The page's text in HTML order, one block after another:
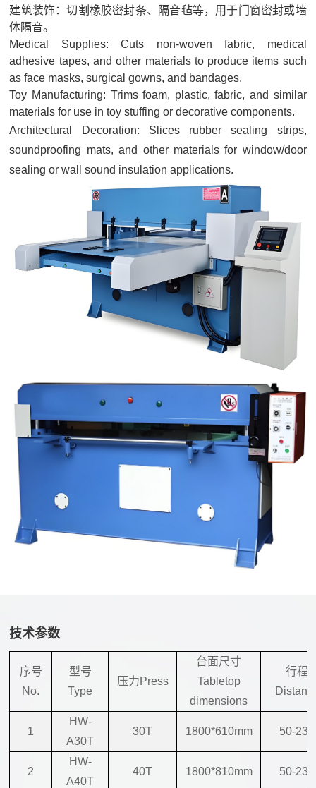
建筑装饰：切割橡胶密封条、隔音毡等，用于门窗密封或墙
体隔音。
Medical Supplies: Cuts non-woven fabric, medical
adhesive tapes, and other materials to produce items such
as face masks, surgical gowns, and bandages.
Toy Manufacturing: Trims foam, plastic, fabric, and similar
materials for use in toy stuffing or decorative components.
Architectural Decoration: Slices rubber sealing strips,
soundproofing mats, and other materials for window/door
sealing or wall sound insulation applications.
技术参数
序号
No.
型号
Type
压力Press
台面尺寸
Tabletop
dimensions
行程
1
HW-
A30T
30T 1800*610mm 50-230
2
HW-
A40T
40T 1800*810mm 50-230